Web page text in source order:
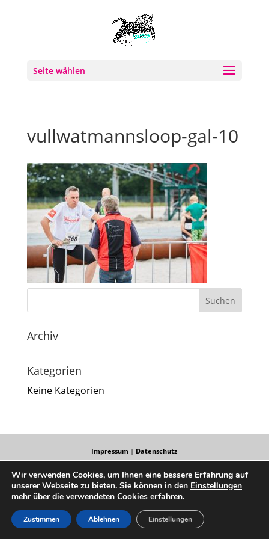
Seite wählen
vullwatmannsloop-gal-10
Archiv
Kategorien
Keine Kategorien
Impressum | Datenschutz
Wir verwenden Cookies, um Ihnen eine bessere Erfahrung auf
unserer Webseite zu bieten. Sie können in den Einstellungen
mehr über die verwendeten Cookies erfahren.
Zustimmen Ablehnen Einstellungen